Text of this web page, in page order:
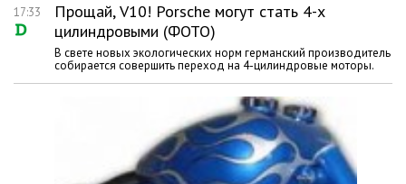
17:33
Прощай, V10! Porsche могут стать 4-х
цилиндровыми (ФОТО)
В свете новых экологических норм германский производитель
собирается совершить переход на 4-цилиндровые моторы.